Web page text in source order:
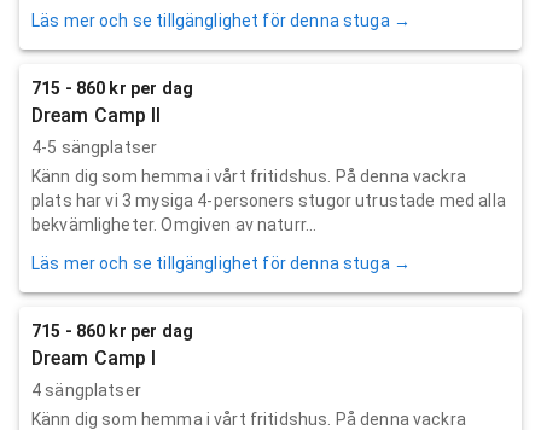
Läs mer och se tillgänglighet för denna stuga →
715 - 860 kr per dag
Dream Camp II
4-5 sängplatser
Känn dig som hemma i vårt fritidshus. På denna vackra
plats har vi 3 mysiga 4-personers stugor utrustade med alla
bekvämligheter. Omgiven av naturr...
Läs mer och se tillgänglighet för denna stuga →
715 - 860 kr per dag
Dream Camp I
4 sängplatser
Känn dig som hemma i vårt fritidshus. På denna vackra